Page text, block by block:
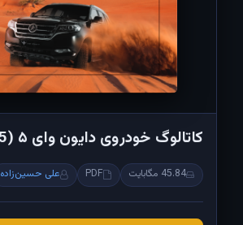
کاتالوگ خودروی دایون وای ۵ (Dayun Y5)
45.84 مگابایت PDF علی حسین‌زاده